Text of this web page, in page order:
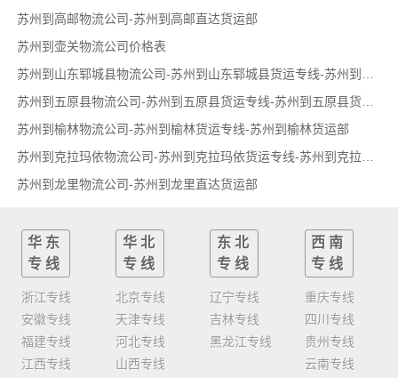
苏州到高邮物流公司-苏州到高邮直达货运部
苏州到壶关物流公司价格表
苏州到五原县物流公司-苏州到五原县货运专线-苏州到五原县货运部
苏州到榆林物流公司-苏州到榆林货运专线-苏州到榆林货运部
苏州到龙里物流公司-苏州到龙里直达货运部
华东
专线
浙江专线
安徽专线
福建专线
江西专线
华北
专线
北京专线
天津专线
河北专线
山西专线
东北
专线
辽宁专线
吉林专线
黑龙江专线
西南
专线
重庆专线
四川专线
贵州专线
云南专线